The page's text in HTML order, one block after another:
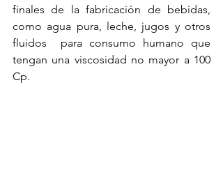
finales de la fabricación de bebidas,
como agua pura, leche, jugos y otros
fluidos  para consumo humano que
tengan una viscosidad no mayor a 100
Cp.